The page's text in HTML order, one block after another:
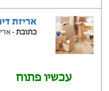
אריזת
כתובת-
עכשיו פתוח